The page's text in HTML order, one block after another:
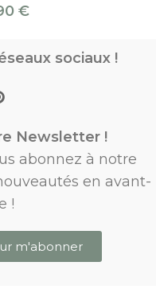
€
sociaux !
Newsletter !
abonnez à notre
en avant-
!
m'abonner